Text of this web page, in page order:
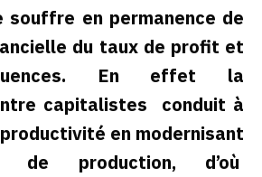
souffre en permanence de
du taux de profit et
En effet la
capitalistes conduit à
en modernisant
de production, d’où